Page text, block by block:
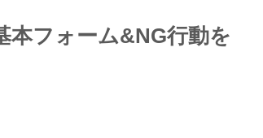
本フォーム&NG行動を